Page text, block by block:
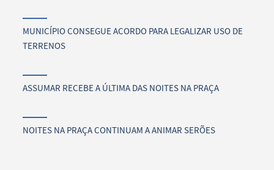
MUNICÍPIO CONSEGUE ACORDO PARA LEGALIZAR USO DE
TERRENOS
ASSUMAR RECEBE A ÚLTIMA DAS NOITES NA PRAÇA
NOITES NA PRAÇA CONTINUAM A ANIMAR SERÕES